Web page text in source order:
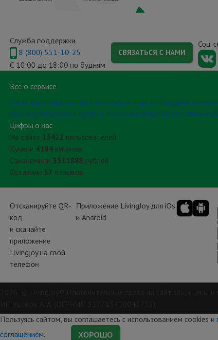
Отсканируйте QR-
код
и скачайте
приложение
Livingjoy на свой
телефон
Приложение LivingJoy для iOs
и Android
Всё о сервисе
О нас Как пользоваться? Вопросы и ответы Подарки-
Договор публичной оферты Пользовательское соглашение
Цифры о нас
На сайте 13422 пользователей
Купили 4184купонов
Сэкономили 3511888 рублей
Оставили 57 отзывов
Служба поддержки
8 (800) 551-10-25
С 10:00 до 18:00 по будням
СВЯЗАТЬСЯ С НАМИ
Соц.
Пользуясь сайтом, вы соглашаетесь с использованием cookies и
соглашением. ХОРОШО